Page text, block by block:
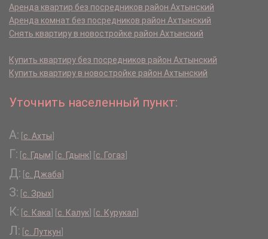
Аренда квартир без посредников район Ахтынский
Аренда комнат без посредников район Ахтынский
Снять квартиру в новостройке район Ахтынский
Купить квартиру без посредников район Ахтынский
Купить квартиру в новостройке район Ахтынский
Уточнить населенный пункт:
А: с. Ахты
Г: с. Гдым с. Гдынк с. Гогаз
Д: с. Джаба
З: с. Зрых
К: с. Кака с. Калук с. Курукал
Л: с. Луткун